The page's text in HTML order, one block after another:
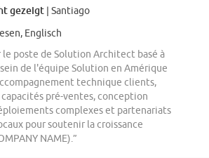
gezeigt | Santiago
Englisch
le poste de Solution Architect basé à
de l'équipe Solution en Amérique
technique clients,
pré-ventes, conception
complexes et partenariats
pour soutenir la croissance
NAME).”